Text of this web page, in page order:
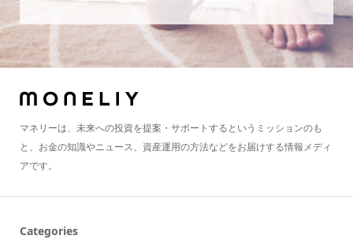
マネリーは、未来への投資を提案・サポートするというミッションのも
と、お金の知識やニュース、資産運用の方法などをお届けする情報メディ
アです。
Categories